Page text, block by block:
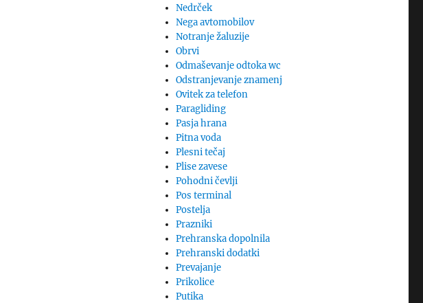
Nedrček
Nega avtomobilov
Notranje žaluzije
Obrvi
Odmaševanje odtoka wc
Odstranjevanje znamenj
Ovitek za telefon
Paragliding
Pasja hrana
Pitna voda
Plesni tečaj
Plise zavese
Pohodni čevlji
Pos terminal
Postelja
Prazniki
Prehranska dopolnila
Prehranski dodatki
Prevajanje
Prikolice
Putika